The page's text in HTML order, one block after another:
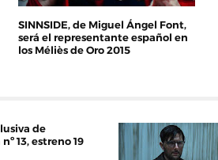
SINNSIDE, de Miguel Ángel Font,
será el representante español en
los Méliès de Oro 2015
de
13, estreno 19